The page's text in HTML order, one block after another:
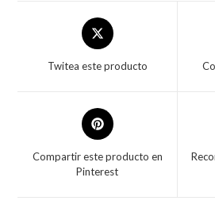
Twitea este producto
Compartir este producto en
Pinterest